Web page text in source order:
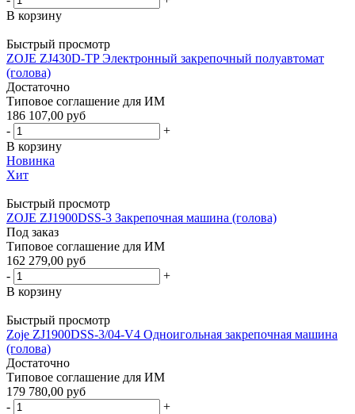
В корзину
Быстрый просмотр
ZOJE ZJ430D-TP Электронный закрепочный полуавтомат
(голова)
Достаточно
Типовое соглашение для ИМ
186 107,00 руб
-
+
В корзину
Новинка
Хит
Быстрый просмотр
ZOJE ZJ1900DSS-3 Закрепочная машина (голова)
Под заказ
Типовое соглашение для ИМ
162 279,00 руб
-
+
В корзину
Быстрый просмотр
Zoje ZJ1900DSS-3/04-V4 Одноигольная закрепочная машина
(голова)
Достаточно
Типовое соглашение для ИМ
179 780,00 руб
-
+